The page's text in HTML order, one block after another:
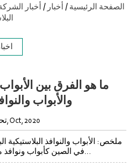
الصفحة الرئيسية/ أخبار / أخبار
ما هو الفرق بين الأبواب
والأبواب
تحديث:22,Oct,2020
ملخص: الأبواب والنوافذ
في الصين كأبواب ونوافذ من الصلب البلاستيكي. الأبواب وال...